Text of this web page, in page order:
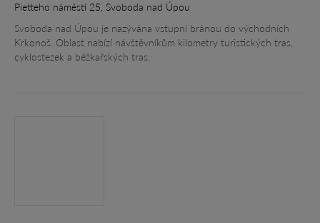
Pietteho náměstí 25, Svoboda nad Úpou
Svoboda nad Úpou je nazývána vstupní bránou do východních
Krkonoš. Oblast nabízí návštěvníkům kilometry turistických tras,
cyklostezek a běžkařských tras.